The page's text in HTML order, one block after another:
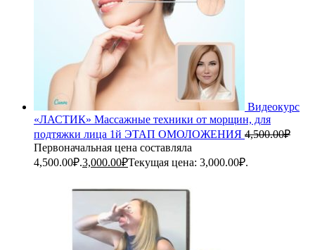
Видеокурс
«ЛАСТИК» Массажные техники от морщин, для
подтяжки лица 1й ЭТАП ОМОЛОЖЕНИЯ 4,500.00₽
Первоначальная цена составляла
4,500.00₽.3,000.00₽Текущая цена: 3,000.00₽.